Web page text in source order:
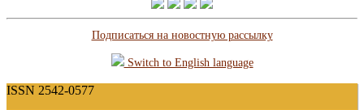
Подписаться на новостную рассылку
Switch to English language
ISSN 2542-0577